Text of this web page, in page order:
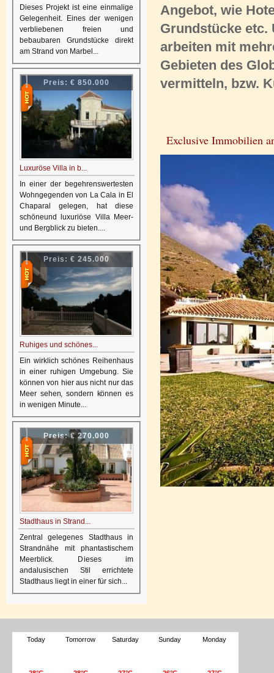
Angebot, wie
Grundstücke
arbeiten mit
Gebieten des
vermitteln, bzw.
Exclusive Immobilien
Dieses Projekt ist eine einmalige
Gelegenheit. Eines der wenigen
verbliebenen freien und
bebaubaren Grundstücke direkt
am Strand von Marbel...
Preis: € 850.000
Luxuröse Villa in b...
In einer der begehrenswertesten
Wohngegenden von La Cala in El
Chaparal gelegen, hat diese
schöneund luxuriöse Villa Meer-
und Bergblick zu bieten....
Preis: € 245.000
Ruhiges und schönes...
Ein wirklich schönes Reihenhaus
in einer ruhigen Umgebung. Sie
können von hier aus nicht nur das
Meer sehen, sondern können es
in wenigen Minute...
Preis:€ 270.000
Stadthaus in Strand...
Zentral gelegenes Stadthaus in
Strandnähe mit phantastischem
Meerblick. Dieses im
andalusischen Stil errichtete
Stadthaus liegt in einer für sich...